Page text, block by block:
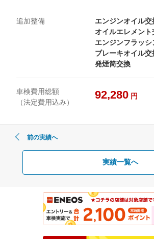
追加整備
エンジンオイル交
オイルエレメント
エンジンフラッシ
ブレーキオイル交
発煙筒交換
車検費用総額
（法定費用込み）
92,280 円
前の実績へ
実績一覧へ